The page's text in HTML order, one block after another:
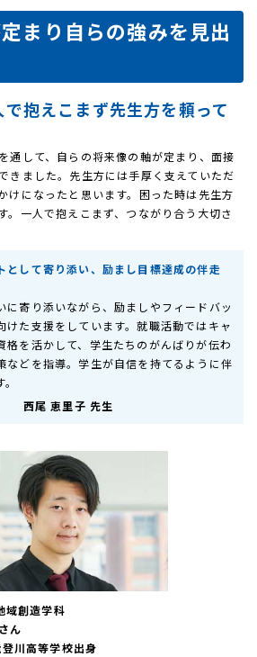
まり自らの強みを見出
抱えこまず先生方を頼って
通して、自らの将来像の軸が定まり、面接
きました。先生方には手厚く支えていただ
けになったと思います。困った時は先生方
。一人で抱えこまず、つながり合う大切さ
として寄り添い、励まし目標達成の伴走
に寄り添いながら、励ましやフィードバッ
けた支援をしています。就職活動ではキャ
格を活かして、学生たちのがんばりが伝わ
などを指導。学生が自信を持てるように伴
西尾 恵里子 先生
域創造学科
ん
川高等学校出身